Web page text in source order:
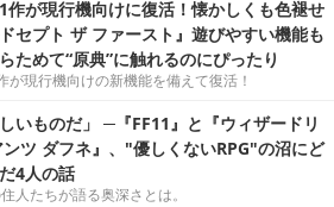
作が現行機向けに復活！懐かしくも色褪せ
セプト ザ ファースト』遊びやすい機能も
ためて“原典”に触れるのにぴったり
が現行機向けの新機能を備えて復活！
しいものだ」 ─『FF11』と『ウィザードリ
ンツ ダフネ』、"優しくないRPG"の沼にど
4人の話
人たちが語る奥深さとは。